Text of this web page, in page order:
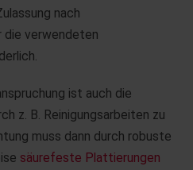
nach
die verwendeten
ist auch die
z. B. Reinigungsarbeiten zu
muss dann durch robuste
säurefeste Plattierungen